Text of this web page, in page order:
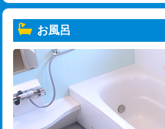
トーラー機使用/3mまで
追加トーラー機使用/3m超え
カメラ調査
桝清掃
お風呂